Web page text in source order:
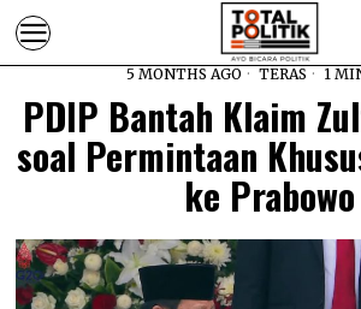
5 MONTHS AGO TERAS 1
PDIP Bantah Klaim
soal Permintaan
ke Prabowo